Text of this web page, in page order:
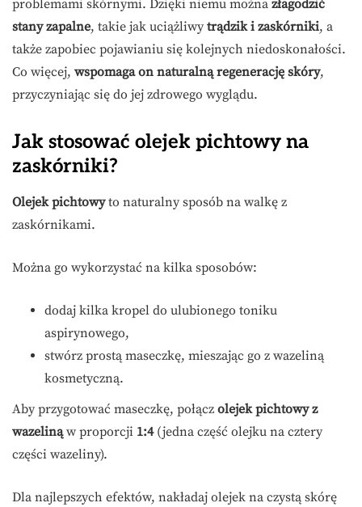
problemami skórnymi. Dzięki niemu można złagodzić
stany zapalne, takie jak uciążliwy trądzik i zaskórniki, a
także zapobiec pojawianiu się kolejnych niedoskonałości.
Co więcej, wspomaga on naturalną regenerację skóry,
przyczyniając się do jej zdrowego wyglądu.
Jak stosować olejek pichtowy na
zaskórniki?
Olejek pichtowyto naturalny sposób na walkę z
zaskórnikami.
Można go wykorzystać na kilka sposobów:
dodaj kilka kropel do ulubionego toniku
aspirynowego,
stwórz prostą maseczkę, mieszając go z wazeliną
kosmetyczną.
Aby przygotować maseczkę, połącz olejek pichtowy z
wazelinąw proporcji 1:4(jedna część olejku na cztery
części wazeliny).
Dla najlepszych efektów, nakładaj olejek na czystą skórę